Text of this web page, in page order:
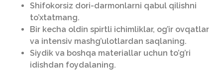
Shifokorsiz dori-darmonlarni qabul qilishni
to’xtatmang.
Bir kecha oldin spirtli ichimliklar, og’ir ovqatlar
va intensiv mashg’ulotlardan saqlaning.
Siydik va boshqa materiallar uchun to’g’ri
idishdan foydalaning.